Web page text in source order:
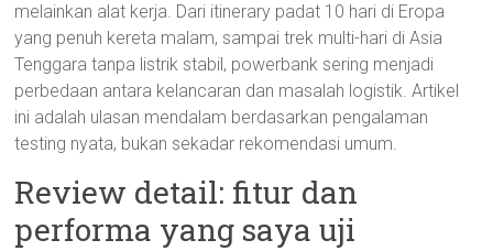
melainkan alat kerja. Dari itinerary padat 10 hari di Eropa
yang penuh kereta malam, sampai trek multi-hari di Asia
Tenggara tanpa listrik stabil, powerbank sering menjadi
perbedaan antara kelancaran dan masalah logistik. Artikel
ini adalah ulasan mendalam berdasarkan pengalaman
testing nyata, bukan sekadar rekomendasi umum.
Review detail: fitur dan
performa yang saya uji